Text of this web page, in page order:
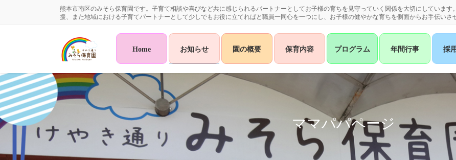
移
動
ン
に
移
動
熊本市南区のみそら保育園です。子育て相談や喜びなど共に感じられるパートナーとしてお子様の育ちを見守っていく関係を大切にしていま
援、また地域における子育てパートナーとして少しでもお役に立てればと職員一同心を一つにし、お子様の健やかな育ちを側面からお手伝いさ
Home お知らせ 園の概要 保育内容 プログラム 年間行事 採
ママパパページ